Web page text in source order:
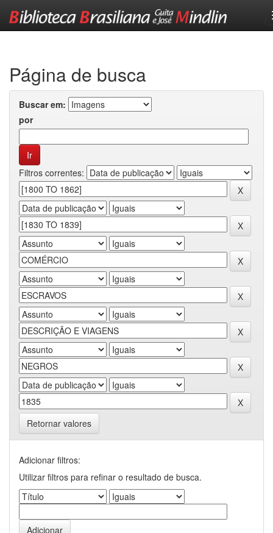
Página de busca
Buscar em:
por
Filtros correntes:
Retornar valores
Adicionar filtros:
Utilizar filtros para refinar o resultado de busca.